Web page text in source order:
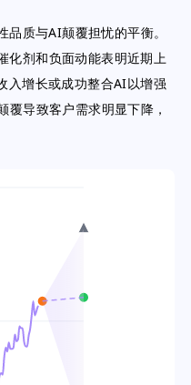
质与AI颠覆担忧的平衡。
化剂和负面动能表明近期上
入增长或成功整合AI以增强
导致客户需求明显下降，